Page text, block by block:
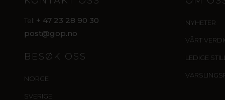
Tel: + 47 23 28 90 30
post@gop.no
BESØK OSS
NORGE
SVERIGE
NYHETER
VÅRT
LEDIGE